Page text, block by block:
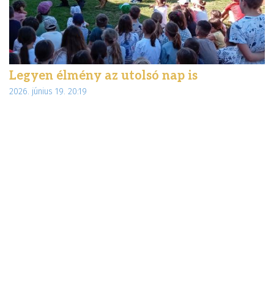
Legyen élmény az utolsó nap is
2026. június 19. 20:19